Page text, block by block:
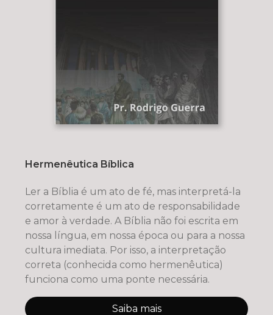
Hermenêutica Bíblica
Ler a Bíblia é um ato de fé, mas interpretá-la
corretamente é um ato de responsabilidade
e amor à verdade. A Bíblia não foi escrita em
nossa língua, em nossa época ou para a nossa
cultura imediata. Por isso, a interpretação
correta (conhecida como hermenêutica)
funciona como uma ponte necessária.
Saiba mais